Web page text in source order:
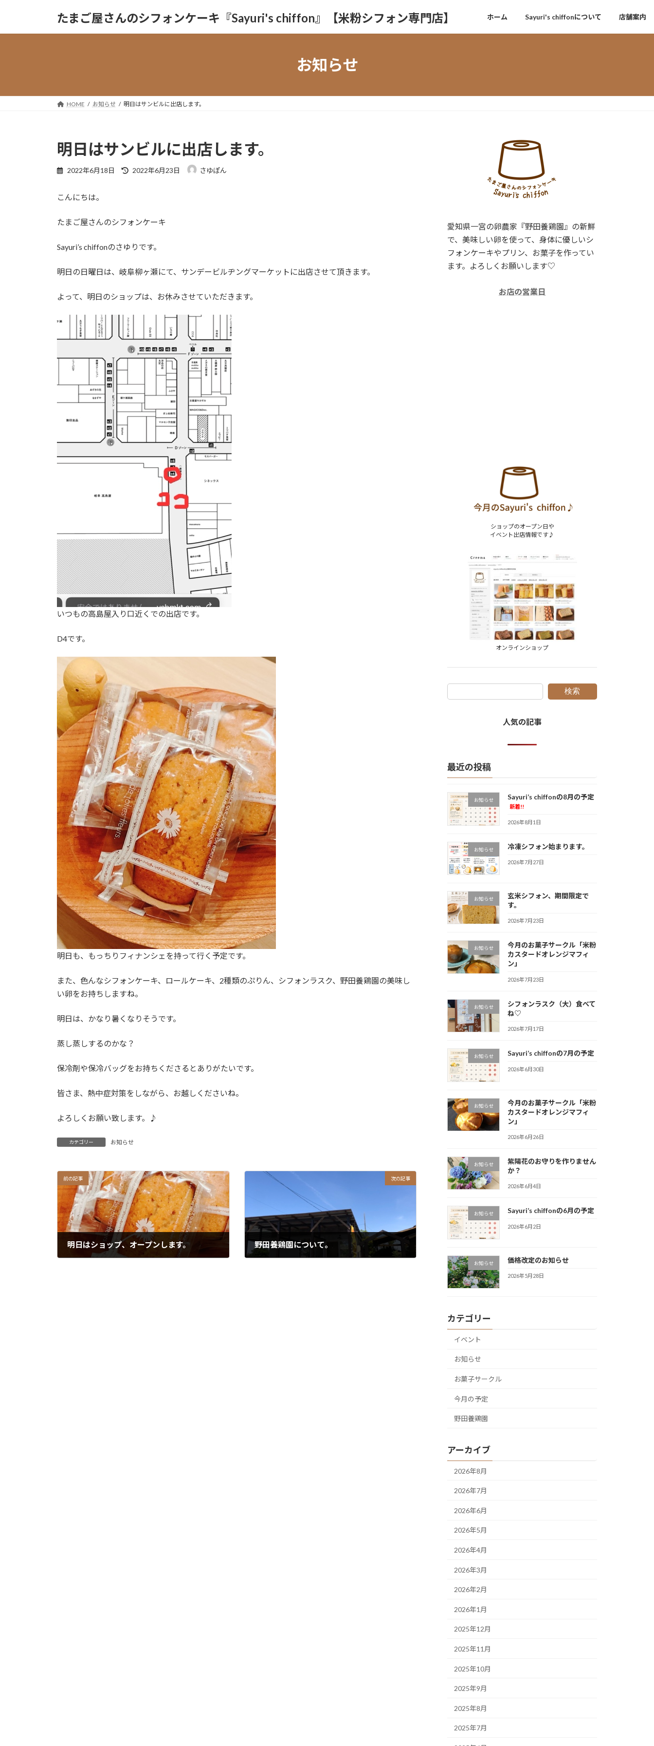
ッ
移
たまご屋さんのシフォンケーキ『Sayuri's chiffon』【米粉シフォン専門店】 ホーム Sayuri's chiffonについて 店舗案内
お知らせ
HOME お知らせ 明日はサンビルに出店します。
明日はサンビルに出店します。
2022年6月18日
最
:
2022年6月23日 さゆぽん
こんにちは。
たまご屋さんのシフォンケーキ
Sayuri’s chiffonのさゆりです。
明日の日曜日は、岐阜柳ヶ瀬にて、サンデービルヂングマーケットに出店させて頂きます。
よって、明日のショップは、お休みさせていただきます。
いつもの高島屋入り口近くでの出店です。
D4です。
明日も、もっちりフィナンシェを持って行く予定です。
また、色んなシフォンケーキ、ロールケーキ、2種類のぷりん、シフォンラスク、野田養鶏園の美味し
い卵をお持ちしますね。
明日は、かなり暑くなりそうです。
蒸し蒸しするのかな？
保冷剤や保冷バッグをお持ちくださるとありがたいです。
皆さま、熱中症対策をしながら、お越しくださいね。
よろしくお願い致します。♪
カテゴリー お知らせ
前の記事
明日はショップ、オープンします。
次の記事
野田養鶏園について。
愛知県一宮の卵農家『野田養鶏園』の新鮮
で、美味しい卵を使って、身体に優しいシ
フォンケーキやプリン、お菓子を作ってい
ます。よろしくお願いします♡
お店の営業日
ショップのオープン日や
イベント出店情報です♪
オンラインショップ
検索
人気の記事
最近の投稿
お知らせ Sayuri’s chiffonの8月の予定
新着!!
2026年8月1日
お知らせ 冷凍シフォン始まります。
2026年7月27日
お知らせ
玄米シフォン、期間限定で
す。
2026年7月23日
お知らせ
今月のお菓子サークル「米粉
カスタードオレンジマフィ
ン」
2026年7月23日
お知らせ
シフォンラスク（大）食べて
ね♡
2026年7月17日
お知らせ Sayuri’s chiffonの7月の予定
2026年6月30日
お知らせ
今月のお菓子サークル「米粉
カスタードオレンジマフィ
ン」
2026年6月26日
お知らせ
紫陽花のお守りを作りません
か？
2026年6月4日
お知らせ Sayuri’s chiffonの6月の予定
2026年6月2日
お知らせ 価格改定のお知らせ
2026年5月28日
カテゴリー
イベント
お知らせ
お菓子サークル
今月の予定
野田養鶏園
アーカイブ
2026年8月
2026年7月
2026年6月
2026年5月
2026年4月
2026年3月
2026年2月
2026年1月
2025年12月
2025年11月
2025年10月
2025年9月
2025年8月
2025年7月